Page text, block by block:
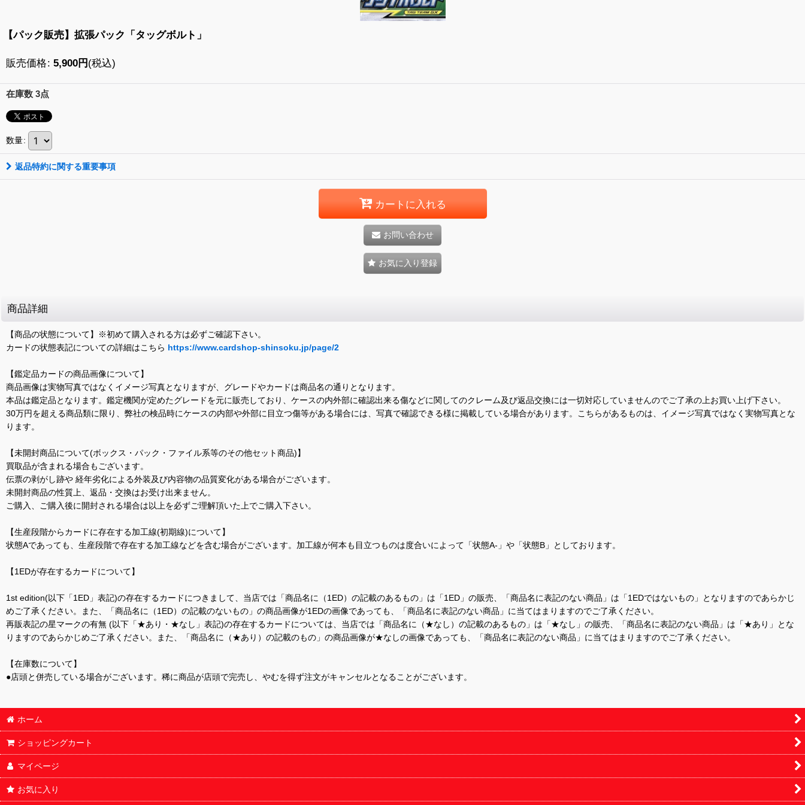
【パック販売】拡張パック「タッグボルト」
販売価格: 5,900円 (税込)
在庫数 3点
数量:
返品特約に関する重要事項
カートに入れる
お問い合わせ
お気に入り登録
商品詳細
【商品の状態について】※初めて購入される方は必ずご確認下さい。
カードの状態表記についての詳細はこちら https://www.cardshop-shinsoku.jp/page/2
【鑑定品カードの商品画像について】
商品画像は実物写真ではなくイメージ写真となりますが、グレードやカードは商品名の通りとなります。
本品は鑑定品となります。鑑定機関が定めたグレードを元に販売しており、ケースの内外部に確認出来る傷などに関してのクレーム及び返品交換には一切対応していませんのでご了承の上お買い上げ下さい。
30万円を超える商品類に限り、弊社の検品時にケースの内部や外部に目立つ傷等がある場合には、写真で確認できる様に掲載している場合があります。こちらがあるものは、イメージ写真ではなく実物写真とな
ります。
【未開封商品について(ボックス・パック・ファイル系等のその他セット商品)】
買取品が含まれる場合もございます。
伝票の剥がし跡や 経年劣化による外装及び内容物の品質変化がある場合がございます。
未開封商品の性質上、返品・交換はお受け出来ません。
ご購入、ご購入後に開封される場合は以上を必ずご理解頂いた上でご購入下さい。
【生産段階からカードに存在する加工線(初期線)について】
状態Aであっても、生産段階で存在する加工線などを含む場合がございます。加工線が何本も目立つものは度合いによって「状態A-」や「状態B」としております。
【1EDが存在するカードについて】
1st edition(以下「1ED」表記)の存在するカードにつきまして、当店では「商品名に（1ED）の記載のあるもの」は「1ED」の販売、「商品名に表記のない商品」は「1EDではないもの」となりますのであらかじ
めご了承ください。また、「商品名に（1ED）の記載のないもの」の商品画像が1EDの画像であっても、「商品名に表記のない商品」に当てはまりますのでご了承ください。
再販表記の星マークの有無 (以下「★あり・★なし」表記)の存在するカードについては、当店では「商品名に（★なし）の記載のあるもの」は「★なし」の販売、「商品名に表記のない商品」は「★あり」とな
りますのであらかじめご了承ください。また、「商品名に（★あり）の記載のもの」の商品画像が★なしの画像であっても、「商品名に表記のない商品」に当てはまりますのでご了承ください。
【在庫数について】
●店頭と併売している場合がございます。稀に商品が店頭で完売し、やむを得ず注文がキャンセルとなることがございます。
ホーム
ショッピングカート
マイページ
お気に入り